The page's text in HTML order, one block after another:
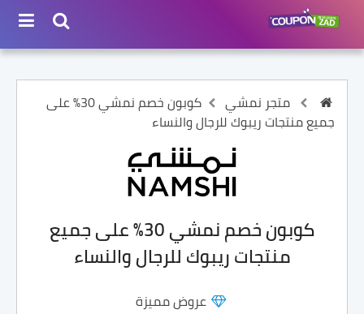
متجر نمشي
كوبون خصم نمشي 30% على
جميع منتجات ريبوك للرجال والنساء
كوبون خصم نمشي 30% على جميع
منتجات ريبوك للرجال والنساء
عروض مميزة